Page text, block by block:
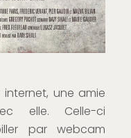
une amie
elle. Celle-ci
par webcam